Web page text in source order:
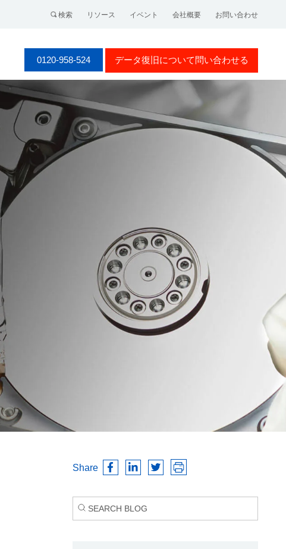
検索 リソース イベント 会社概要 お問い合わせ
0120-958-524 データ復旧について問い合わせる
Share